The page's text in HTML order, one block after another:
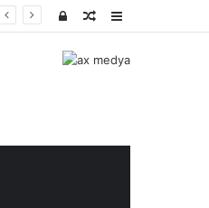
Rastgele
Kayıt
Ol